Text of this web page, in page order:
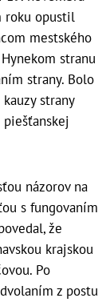
roku opustil
mestského
stranu
strany. Bolo
strany
názorov na
s fungovaním
že
krajskou
Po
z postu